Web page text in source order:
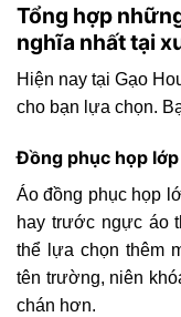
Tổng hợp
nghĩa nhất tại
Hiện nay tại Gạo
cho bạn lựa chọn.
Đồng phục họp
Áo đồng phục họp
hay trước ngực áo
thể lựa chọn thêm
tên trường, niên
chán hơn.